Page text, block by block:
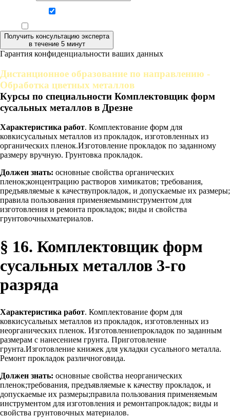
Получить консультацию эксперта
в течение 5 минут
Гарантия конфиденциальности ваших данных
Дистанционное образование по направлению -
Обработка цветных металлов
Курсы по специальности Комплектовщик форм
сусальных металлов в Дрезне
Характеристика работ. Комплектование форм для
ковкисусальных металлов из прокладок, изготовленных из
органических пленок.Изготовление прокладок по заданному
размеру вручную. Грунтовка прокладок.
Должен знать: основные свойства органических
пленок;концентрацию растворов химикатов; требования,
предъявляемые к качествупрокладок, и допускаемые их размеры;
правила пользования применяемыминструментом для
изготовления и ремонта прокладок; виды и свойства
грунтовочныхматериалов.
§ 16. Комплектовщик форм
сусальных металлов 3-го
разряда
Характеристика работ. Комплектование форм для
ковкисусальных металлов из прокладок, изготовленных из
неорганических пленок. Изготовлениепрокладок по заданным
размерам с нанесением грунта. Приготовление
грунта.Изготовление книжек для укладки сусального металла.
Ремонт прокладок различноговида.
Должен знать: основные свойства неорганических
пленок;требования, предъявляемые к качеству прокладок, и
допускаемые их размеры;правила пользования применяемым
инструментом для изготовления и ремонтапрокладок; виды и
свойства грунтовочных материалов.